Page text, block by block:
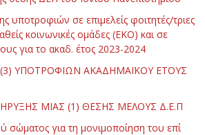
υποτροφιών σε επιμελείς φοιτητές/τριες
κοινωνικές ομάδες (ΕΚΟ) και σε
για το ακαδ. έτος 2023-2024
ΥΠΟΤΡΟΦΙΩΝ ΑΚΑΔΗΜΑΪΚΟΥ ΕΤΟΥΣ
ΜΙΑΣ (1) ΘΕΣΗΣ ΜΕΛΟΥΣ Δ.Ε.Π
σώματος για τη μονιμοποίηση του επί